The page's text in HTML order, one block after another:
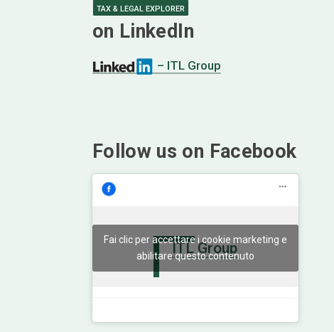
TAX & LEGAL EXPLORER
on LinkedIn
– ITL Group
Follow us on Facebook
ITL Group
Fai clic per accettare i cookie marketing e
abilitare questo contenuto